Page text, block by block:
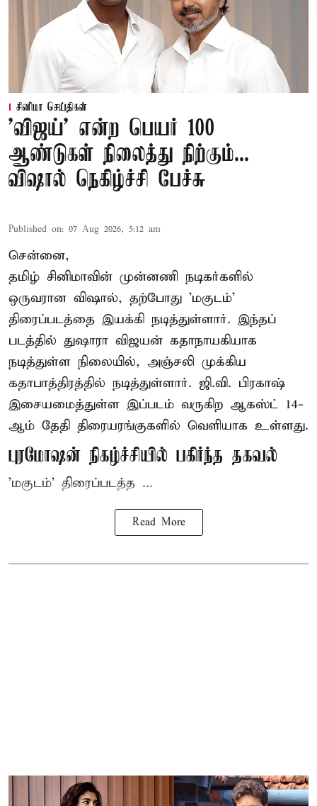
சினிமா செய்திகள்
'விஜய்' என்ற பெயர் 100
ஆண்டுகள் நிலைத்து நிற்கும்...
விஷால் நெகிழ்ச்சி பேச்சு
Published on: 07 Aug 2026, 5:12 am
சென்னை,
தமிழ் சினிமாவின் முன்னணி நடிகர்களில்
ஒருவரான விஷால், தற்போது 'மகுடம்'
திரைப்படத்தை இயக்கி நடித்துள்ளார். இந்தப்
படத்தில் துஷாரா விஜயன் கதாநாயகியாக
நடித்துள்ள நிலையில், அஞ்சலி முக்கிய
கதாபாத்திரத்தில் நடித்துள்ளார். ஜி.வி. பிரகாஷ்
இசையமைத்துள்ள இப்படம் வருகிற ஆகஸ்ட் 14-
ஆம் தேதி திரையரங்குகளில் வெளியாக உள்ளது.
புரமோஷன் நிகழ்ச்சியில் பகிர்ந்த தகவல்
'மகுடம்' திரைப்படத்த ...
Read More